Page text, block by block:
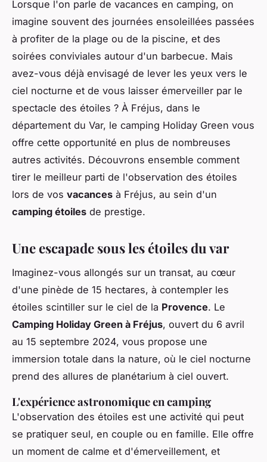
Lorsque l'on parle de vacances en camping, on
imagine souvent des journées ensoleillées passées
à profiter de la plage ou de la piscine, et des
soirées conviviales autour d'un barbecue. Mais
avez-vous déjà envisagé de lever les yeux vers le
ciel nocturne et de vous laisser émerveiller par le
spectacle des étoiles ? À Fréjus, dans le
département du Var, le camping Holiday Green vous
offre cette opportunité en plus de nombreuses
autres activités. Découvrons ensemble comment
tirer le meilleur parti de l'observation des étoiles
lors de vos vacances à Fréjus, au sein d'un
camping étoiles de prestige.
Une escapade sous les étoiles du var
Imaginez-vous allongés sur un transat, au cœur
d'une pinède de 15 hectares, à contempler les
étoiles scintiller sur le ciel de la Provence. Le
Camping Holiday Green à Fréjus, ouvert du 6 avril
au 15 septembre 2024, vous propose une
immersion totale dans la nature, où le ciel nocturne
prend des allures de planétarium à ciel ouvert.
L'expérience astronomique encamping
L'observation des étoiles est une activité qui peut
se pratiquer seul, en couple ou en famille. Elle offre
un moment de calme et d'émerveillement, et